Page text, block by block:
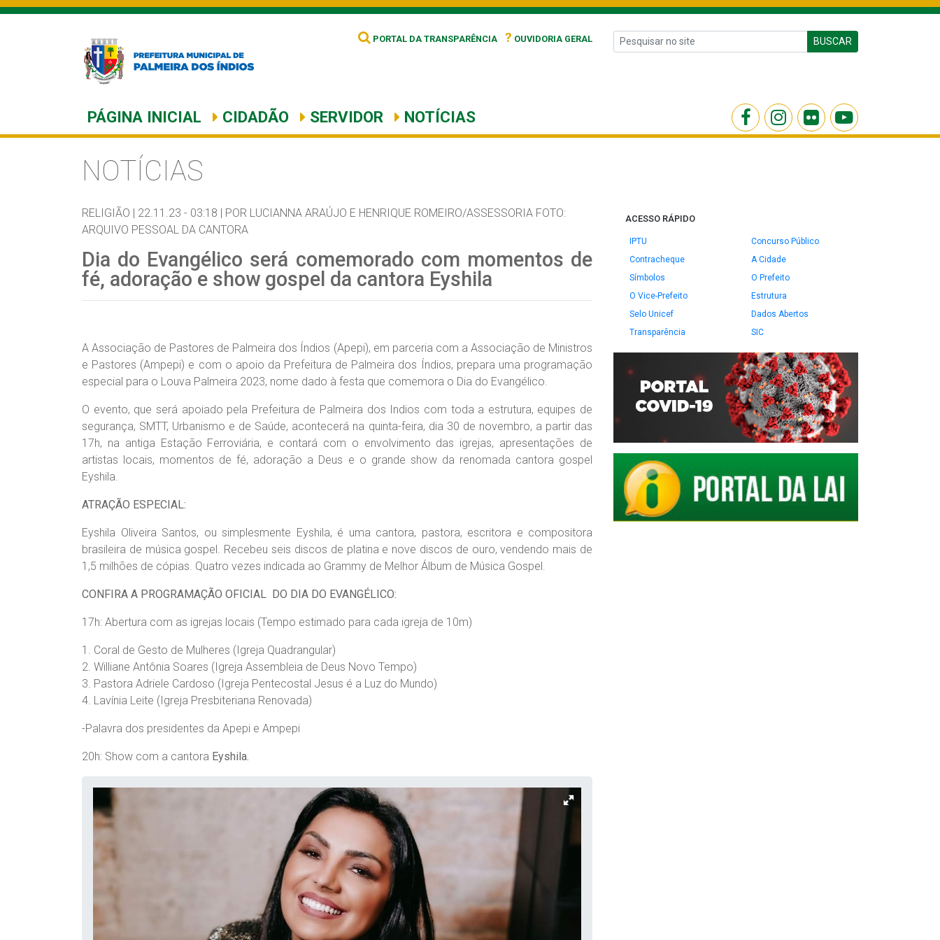
PORTAL DA TRANSPARÊNCIA ? OUVIDORIA GERAL BUSCAR
PÁGINA INICIAL CIDADÃO SERVIDOR NOTÍCIAS
NOTÍCIAS
RELIGIÃO | 22.11.23 - 03:18 | POR LUCIANNA ARAÚJO E HENRIQUE ROMEIRO/ASSESSORIA FOTO:
ARQUIVO PESSOAL DA CANTORA
Dia do Evangélico será comemorado com momentos de
fé, adoração e show gospel da cantora Eyshila
A Associação de Pastores de Palmeira dos Índios (Apepi), em parceria com a Associação de Ministros
e Pastores (Ampepi) e com o apoio da Prefeitura de Palmeira dos Índios, prepara uma programação
especial para o Louva Palmeira 2023, nome dado à festa que comemora o Dia do Evangélico.
O evento, que será apoiado pela Prefeitura de Palmeira dos Indios com toda a estrutura, equipes de
segurança, SMTT, Urbanismo e de Saúde, acontecerá na quinta-feira, dia 30 de novembro, a partir das
17h, na antiga Estação Ferroviária, e contará com o envolvimento das igrejas, apresentações de
artistas locais, momentos de fé, adoração a Deus e o grande show da renomada cantora gospel
Eyshila.
ATRAÇÃO ESPECIAL:
Eyshila Oliveira Santos, ou simplesmente Eyshila, é uma cantora, pastora, escritora e compositora
brasileira de música gospel. Recebeu seis discos de platina e nove discos de ouro, vendendo mais de
1,5 milhões de cópias. Quatro vezes indicada ao Grammy de Melhor Álbum de Música Gospel.
CONFIRA A PROGRAMAÇÃO OFICIAL DO DIA DO EVANGÉLICO:
17h: Abertura com as igrejas locais (Tempo estimado para cada igreja de 10m)
1. Coral de Gesto de Mulheres (Igreja Quadrangular)
2. Williane Antônia Soares (Igreja Assembleia de Deus Novo Tempo)
3. Pastora Adriele Cardoso (Igreja Pentecostal Jesus é a Luz do Mundo)
4. Lavínia Leite (Igreja Presbiteriana Renovada)
-Palavra dos presidentes da Apepi e Ampepi
20h: Show com a cantora Eyshila.
ACESSO RÁPIDO
IPTU
Concurso Público
Contracheque
A Cidade
Símbolos
O Prefeito
O Vice-Prefeito
Estrutura
Selo Unicef
Dados Abertos
Transparência
SIC